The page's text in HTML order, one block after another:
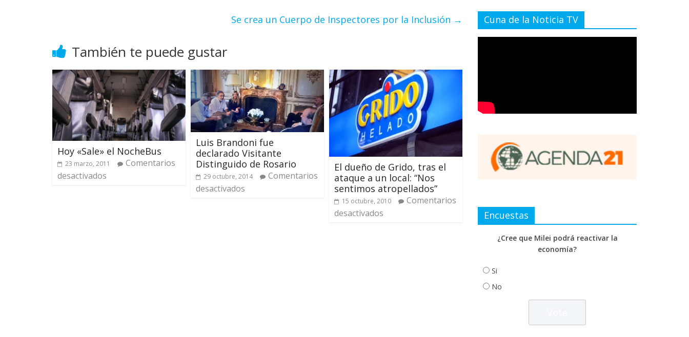
Se crea un Cuerpo de Inspectores por la Inclusión →
También te puede gustar
Hoy «Sale» el NocheBus
23 marzo, 2011
Comentarios
desactivados
Luis Brandoni fue
declarado Visitante
Distinguido de Rosario
29 octubre, 2014
Comentarios
desactivados
El dueño de Grido, tras el
ataque a un local: “Nos
sentimos atropellados”
15 octubre, 2010
Comentarios
desactivados
Cuna de la Noticia TV
Encuestas
¿Cree que Milei podrá reactivar la
economía?
Si
No